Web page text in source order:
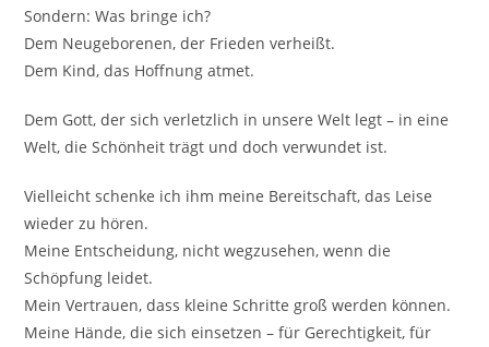
Sondern: Was bringe ich?
Dem Neugeborenen, der Frieden verheißt.
Dem Kind, das Hoffnung atmet.
Dem Gott, der sich verletzlich in unsere Welt legt – in eine
Welt, die Schönheit trägt und doch verwundet ist.
Vielleicht schenke ich ihm meine Bereitschaft, das Leise
wieder zu hören.
Meine Entscheidung, nicht wegzusehen, wenn die
Schöpfung leidet.
Mein Vertrauen, dass kleine Schritte groß werden können.
Meine Hände, die sich einsetzen – für Gerechtigkeit, für